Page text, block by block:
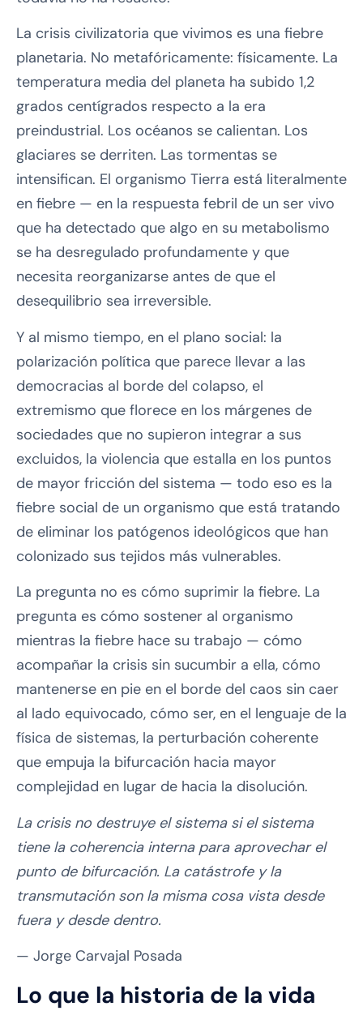
La crisis civilizatoria que vivimos es una fiebre
planetaria. No metafóricamente: físicamente. La
temperatura media del planeta ha subido 1,2
grados centígrados respecto a la era
preindustrial. Los océanos se calientan. Los
glaciares se derriten. Las tormentas se
intensifican. El organismo Tierra está literalmente
en fiebre — en la respuesta febril de un ser vivo
que ha detectado que algo en su metabolismo
se ha desregulado profundamente y que
necesita reorganizarse antes de que el
desequilibrio sea irreversible.
Y al mismo tiempo, en el plano social: la
polarización política que parece llevar a las
democracias al borde del colapso, el
extremismo que florece en los márgenes de
sociedades que no supieron integrar a sus
excluidos, la violencia que estalla en los puntos
de mayor fricción del sistema — todo eso es la
fiebre social de un organismo que está tratando
de eliminar los patógenos ideológicos que han
colonizado sus tejidos más vulnerables.
La pregunta no es cómo suprimir la fiebre. La
pregunta es cómo sostener al organismo
mientras la fiebre hace su trabajo — cómo
acompañar la crisis sin sucumbir a ella, cómo
mantenerse en pie en el borde del caos sin caer
al lado equivocado, cómo ser, en el lenguaje de la
física de sistemas, la perturbación coherente
que empuja la bifurcación hacia mayor
complejidad en lugar de hacia la disolución.
La crisis no destruye el sistema si el sistema
tiene la coherencia interna para aprovechar el
punto de bifurcación. La catástrofe y la
transmutación son la misma cosa vista desde
fuera y desde dentro.
— Jorge Carvajal Posada
Lo que la historia de la vida